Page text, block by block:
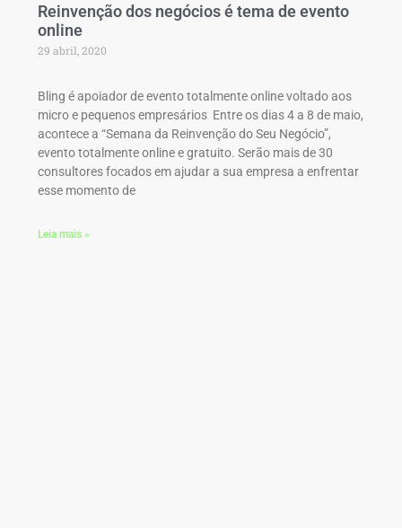
Reinvenção dos negócios é tema de evento
online
29 abril, 2020
Bling é apoiador de evento totalmente online voltado aos
micro e pequenos empresários Entre os dias 4 a 8 de maio,
acontece a “Semana da Reinvenção do Seu Negócio”,
evento totalmente online e gratuito. Serão mais de 30
consultores focados em ajudar a sua empresa a enfrentar
esse momento de
Leia mais »